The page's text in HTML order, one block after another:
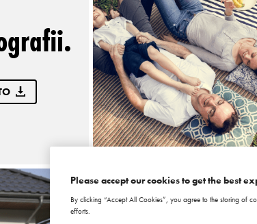
Please accept our cookies to get the best
By clicking “Accept All Cookies”, you agree to the storing of
efforts.